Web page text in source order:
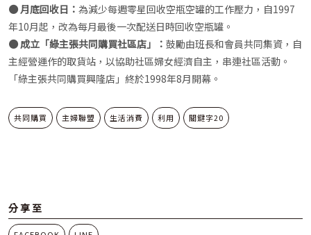
● 月底回收日： 為減少每週零星回收空瓶空罐的工作壓力，自1997
年10月起，改為每月最後一次配送日時回收空瓶罐。
● 成立「綠主張共同購買社區店」： 鼓勵由班長和會員共同集資，自
主經營運作的取貨站，以協助社區婦女經濟自主，串連社區活動。
「綠主張共同購買興隆店」終於1998年8月開幕。
共同購買 主婦聯盟 生活消費 利用 關鍵字20
分享至